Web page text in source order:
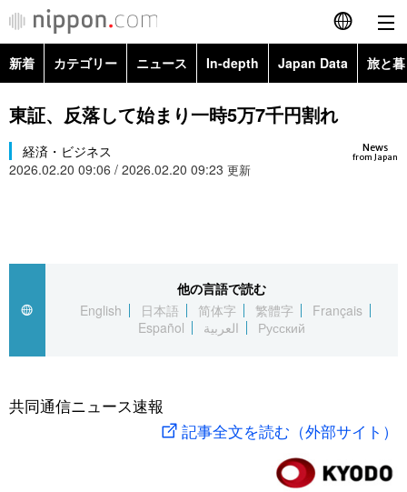
English
简体字
カテゴリー
新着 カテゴリー ニュース In-depth Japan Data 旅と
政治・外交
経済・ビジネス Images
東証、反落して始まり一時5万7千円割れ
News
from Japan
経済・ビジネス
2026.02.20 09:06 / 2026.02.20 09:23 更新
他の言語で読む
English
日本語 简体字 繁體字
Français
Español
العربية Русский
共同通信ニュース速報
記事全文を読む（外部サイト）